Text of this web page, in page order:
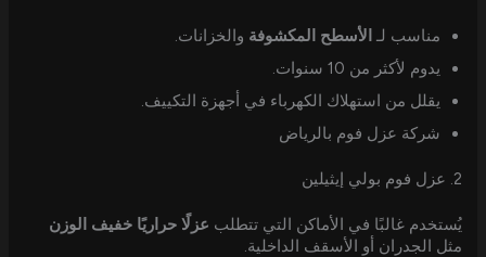
مناسب لـ الأسطح المكشوفة والخزانات.
يدوم لأكثر من 10 سنوات.
يقلل من استهلاك الكهرباء في أجهزة التكييف.
شركة عزل فوم بالرياض
2. عزل فوم بولي إيثيلين
يُستخدم غالبًا في الأماكن التي تتطلب عزلًا حراريًا خفيف الوزن
مثل الجدران أو الأسقف الداخلية.